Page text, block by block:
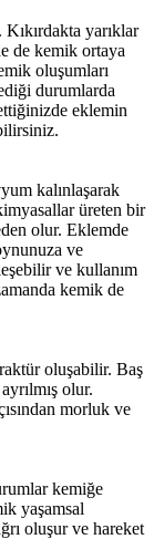
yarıklar
de kemik ortaya
oluşumları
durumlarda
eklemin
kalınlaşarak
üreten bir
olur. Eklemde
ve
ve kullanım
kemik de
oluşabilir. Baş
olur.
morluk ve
kemiğe
yaşamsal
oluşur ve hareket